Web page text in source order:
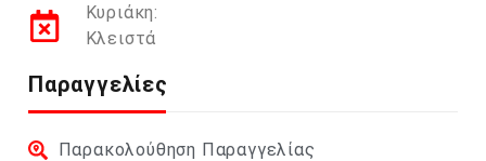
Κυριάκη:
Κλειστά
Παραγγελίες
Παρακολούθηση Παραγγελίας